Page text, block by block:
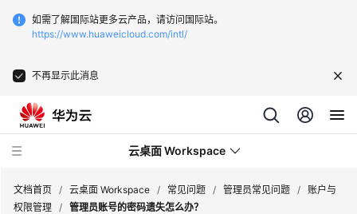
如需了解国际站更多云产品，请访问国际站。
https://www.huaweicloud.com/intl/
不再显示此消息
云桌面 Workspace
文档首页 / 云桌面 Workspace / 常见问题 / 管理员常见问题 /
账户与
权限管理 / 管理员账号的密码遗失怎么办？